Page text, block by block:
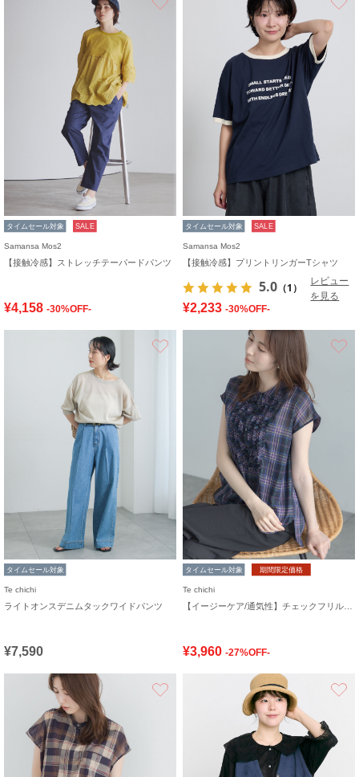
タイムセール対象 SALE
Samansa Mos2
【接触冷感】ストレッチテーパードパンツ
¥4,158 -30%OFF-
タイムセール対象 SALE
Samansa Mos2
【接触冷感】プリントリンガーTシャツ
5.0 （1）
レビュー
を見る
¥2,233 -30%OFF-
タイムセール対象
Te chichi
ライトオンスデニムタックワイドパンツ
¥7,590
タイムセール対象 期間限定価格
Te chichi
¥3,960 -27%OFF-